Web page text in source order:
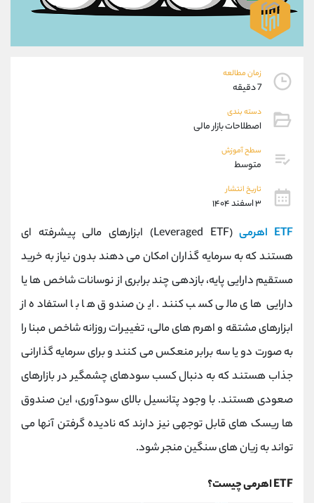
زمان مطالعه
7 دقیقه
دسته بندی
اصطلاحات بازار مالی
سطح آموزش
متوسط
تاریخ انتشار
۳ اسفند ۱۴۰۴
ETF اهرمی
(Leveraged ETF) ابزارهای مالی پیشرفته ‌ای
هستند که به سرمایه‌ گذاران امکان می ‌دهند بدون نیاز به خرید
مستقیم دارایی پایه، بازدهی چند برابری از نوسانات شاخص ‌ها یا
دارایی‌ های مالی کسب کنند. این صندوق ‌ها با استفاده از
ابزارهای مشتقه و اهرم‌ های مالی، تغییرات روزانه شاخص مبنا را
به صورت دو یا سه برابر منعکس می کنند و برای سرمایه‌ گذارانی
جذاب هستند که به دنبال کسب سودهای چشمگیر در بازارهای
صعودی هستند. با وجود پتانسیل بالای سودآوری، این صندوق
‌ها ریسک‌ های قابل توجهی نیز دارند که نادیده گرفتن آنها می
‌تواند به زیان ‌های سنگین منجر شود.
ETF اهرمی چیست؟
09101364784
واتساپ
تلگرام
پشتیبان فروش
موبایل
اطلاعات تماس
تلفن 021-22021030
021-22021040
اینستاگرام @alireza.mehrabii
کانال تلگرام @alirezamehrabi_com
@alirezamehrabi_official